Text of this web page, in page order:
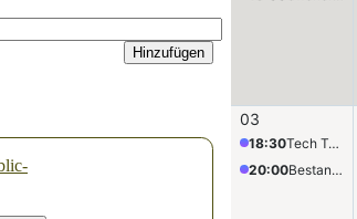
Hinzufügen